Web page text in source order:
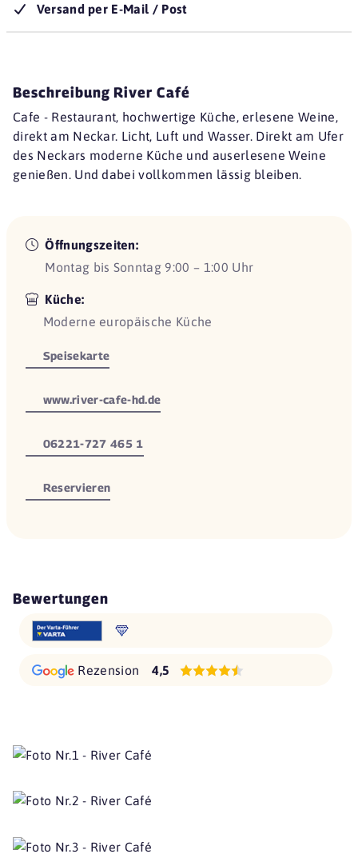
Versand per E-Mail / Post
Beschreibung River Café
Cafe - Restaurant, hochwertige Küche, erlesene Weine,
direkt am Neckar. Licht, Luft und Wasser. Direkt am Ufer
des Neckars moderne Küche und auserlesene Weine
genießen. Und dabei vollkommen lässig bleiben.
Öffnungszeiten:
Montag bis Sonntag 9:00 – 1:00 Uhr
Küche:
Moderne europäische Küche
Speisekarte
www.river-cafe-hd.de
06221-727 465 1
Reservieren
Bewertungen
Rezension 4,5